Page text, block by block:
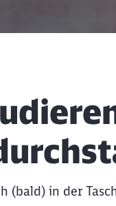
(bald) in der